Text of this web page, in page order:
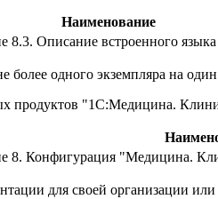
Наименование
8.3. Описание встроенного языка
более одного экземпляра на
продуктов "1С:Медицина.
8. Конфигурация "Медицина.
для своей организации